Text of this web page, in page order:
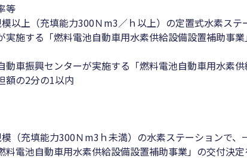
等
以上（充填能力300Ｎm3／ｈ以上）の定置式水素ステ
施する「燃料電池自動車用水素供給設備設置補助事業
車振興センターが実施する「燃料電池自動車用水素供
額の2分の1以内
（充填能力300Ｎm3ｈ未満）の水素ステーションで、
電池自動車用水素供給設備設置補助事業」の交付決定